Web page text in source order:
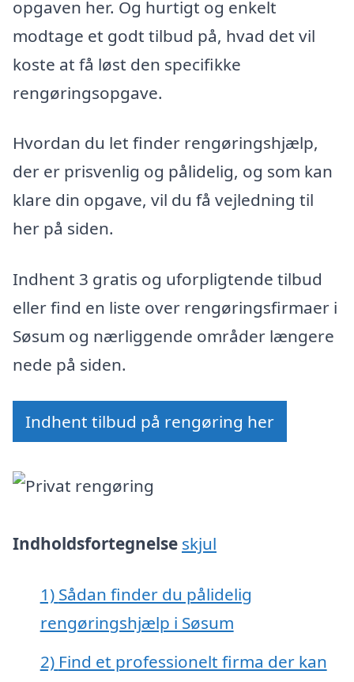
opgaven her. Og hurtigt og enkelt
modtage et godt tilbud på, hvad det vil
koste at få løst den specifikke
rengøringsopgave.
Hvordan du let finder rengøringshjælp,
der er prisvenlig og pålidelig, og som kan
klare din opgave, vil du få vejledning til
her på siden.
Indhent 3 gratis og uforpligtende tilbud
eller find en liste over rengøringsfirmaer i
Søsum og nærliggende områder længere
nede på siden.
Indhent tilbud på rengøring her
Indholdsfortegnelse skjul
1) Sådan finder du pålidelig
rengøringshjælp i Søsum
2) Find et professionelt firma der kan